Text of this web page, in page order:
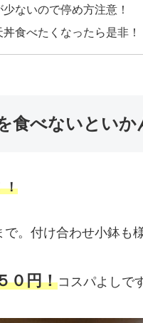
ないので停め方注意！
食べたくなったら是非！
食べないといか
！
。付け合わせ小鉢も
０円！コスパよしで